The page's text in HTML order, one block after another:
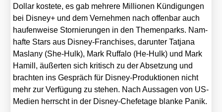
Dol­lar kos­te­te, es gab meh­re­re Mil­lio­nen Kün­di­gun­gen
bei Dis­ney+ und dem Ver­neh­men nach offen­bar auch
hau­fen­wei­se Stor­nie­run­gen in den The­men­parks. Nam­
haf­te Stars aus Dis­ney-Fran­chi­ses, dar­un­ter Tat­ja­na
Mas­la­ny (She-Hulk), Mark Ruf­fa­lo (He-Hulk) und Mark
Hamill, äußer­ten sich kri­tisch zu der Abset­zung und
brach­ten ins Gespräch für Dis­ney-Pro­duk­tio­nen nicht
mehr zur Ver­fü­gung zu ste­hen. Nach Aus­sa­gen von US-
Medi­en herrscht in der Dis­ney-Chef­eta­ge blan­ke Panik.